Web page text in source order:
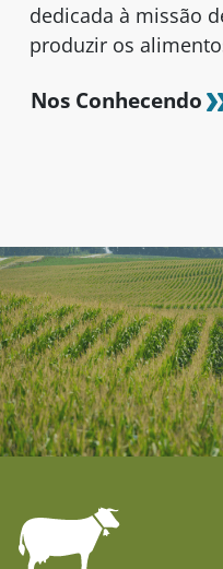
dedicada à missão
produzir os
Nos Conhecendo